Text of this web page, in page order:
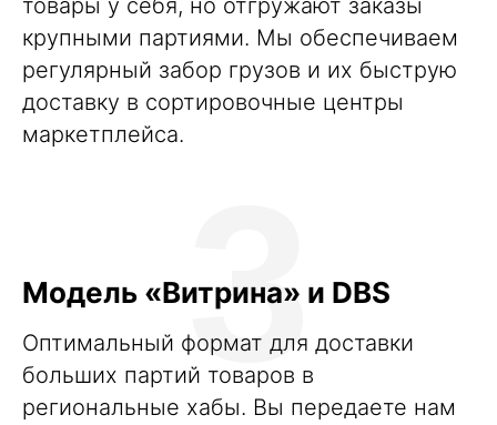
товары у себя, но отгружают заказы
крупными партиями. Мы обеспечиваем
регулярный забор грузов и их быструю
доставку в сортировочные центры
маркетплейса.
Модель «Витрина» и DBS
Оптимальный формат для доставки
больших партий товаров в
региональные хабы. Вы передаете нам
3